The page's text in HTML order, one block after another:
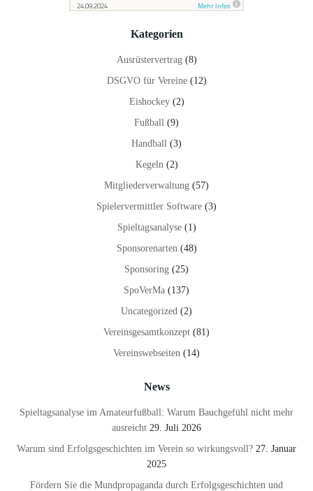
Kategorien
Ausrüstervertrag(8)
DSGVO für Vereine(12)
Eishockey(2)
Fußball (9)
Handball (3)
Kegeln(2)
Mitgliederverwaltung (57)
Spielervermittler Software (3)
Spieltagsanalyse(1)
Sponsorenarten(48)
Sponsoring (25)
SpoVerMa (137)
Uncategorized (2)
Vereinsgesamtkonzept (81)
Vereinswebseiten (14)
News
Spieltagsanalyse im Amateurfußball: Warum Bauchgefühl nicht mehr
ausreicht 29. Juli 2026
Warum sind Erfolgsgeschichten im Verein so wirkungsvoll? 27. Januar
2025
Fördern Sie die Mundpropaganda durch Erfolgsgeschichten und